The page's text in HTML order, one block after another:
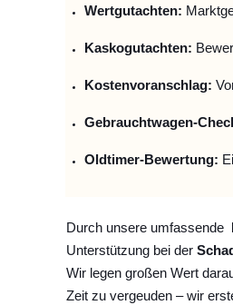
Wertgutachten:
Kaskogutachten:
Kostenvoranschlag:
Gebrauchtwagen-
Oldtimer-Bewertung:
Durch unsere umfassende
Unterstützung bei der
Wir legen großen Wert
Zeit zu vergeuden – wir